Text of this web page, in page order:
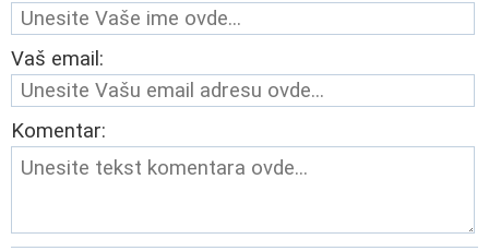
Vaš email:
Komentar: